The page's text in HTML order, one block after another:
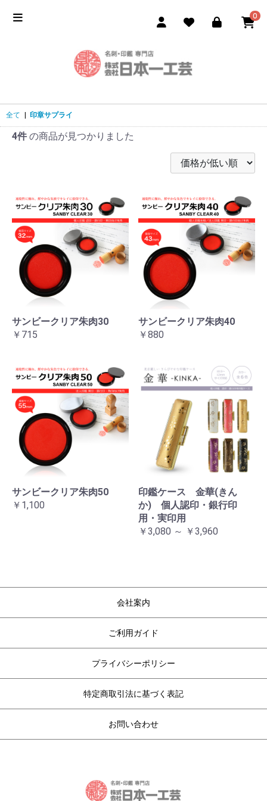
0
全て 印章サプライ
4件 の商品が見つかりました
サンビークリア朱肉30
￥715
サンビークリア朱肉40
￥880
サンビークリア朱肉50
￥1,100
印鑑ケース 金華(きん
か) 個人認印・銀行印
用・実印用
￥3,080 ～ ￥3,960
会社案内
ご利用ガイド
プライバシーポリシー
特定商取引法に基づく表記
お問い合わせ